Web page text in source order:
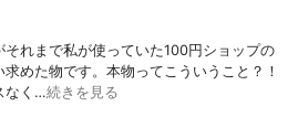
れまで私が使っていた100円ショップの
めた物です。本物ってこういうこと？！
なく…続きを見る